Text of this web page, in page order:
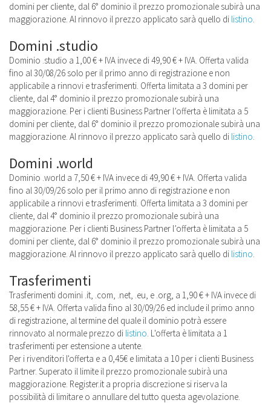
domini per cliente, dal 6° dominio il prezzo promozionale subirà una
maggiorazione. Al rinnovo il prezzo applicato sarà quello di listino.
Domini .studio
Dominio .studio a 1,00 € + IVA invece di 49,90 € + IVA. Offerta valida
fino al 30/08/26 solo per il primo anno di registrazione e non
applicabile a rinnovi e trasferimenti. Offerta limitata a 3 domini per
cliente, dal 4° dominio il prezzo promozionale subirà una
maggiorazione. Per i clienti Business Partner l’offerta è limitata a 5
domini per cliente, dal 6° dominio il prezzo promozionale subirà una
maggiorazione. Al rinnovo il prezzo applicato sarà quello di listino.
Domini .world
Dominio .world a 7,50 € + IVA invece di 49,90 € + IVA. Offerta valida
fino al 30/09/26 solo per il primo anno di registrazione e non
applicabile a rinnovi e trasferimenti. Offerta limitata a 3 domini per
cliente, dal 4° dominio il prezzo promozionale subirà una
maggiorazione. Per i clienti Business Partner l’offerta è limitata a 5
domini per cliente, dal 6° dominio il prezzo promozionale subirà una
maggiorazione. Al rinnovo il prezzo applicato sarà quello di listino.
Trasferimenti
Trasferimenti domini .it, .com, .net, .eu, e .org, a 1,90 € + IVA invece di
58,55 € + IVA. Offerta valida fino al 30/09/26 ed include il primo anno
di registrazione, al termine del quale il dominio potrà essere
rinnovato al normale prezzo di listino. L'offerta è limitata a 1
trasferimenti per estensione a utente.
Per i rivenditori l'offerta e a 0,45€ e limitata a 10 per i clienti Business
Partner. Superato il limite il prezzo promozionale subirà una
maggiorazione. Register.it a propria discrezione si riserva la
possibilità di limitare o annullare del tutto questa agevolazione.